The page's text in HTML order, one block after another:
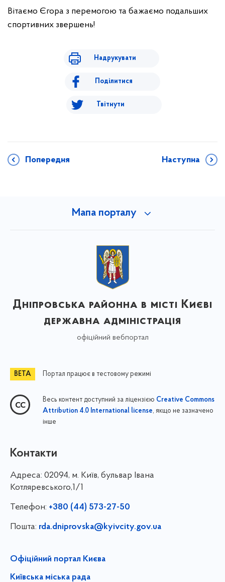
Вітаємо Єгора з перемогою та бажаємо подальших
спортивних звершень!
Надрукувати
Поділитися
Твітнути
Попередня Наступна
Мапа порталу
Дніпровська районна в місті Києві
державна адміністрація
офіційний вебпортал
Портал працює в тестовому режимі
Весь контент доступний за ліцензією Creative Commons
Attribution 4.0 International license, якщо не зазначено
інше
Контакти
Адреса: 02094, м. Київ, бульвар Івана
Котляревського,1/1
Телефон: +380 (44) 573-27-50
Пошта: rda.dniprovska@kyivcity.gov.ua
Офіційний портал Києва
Київська міська рада